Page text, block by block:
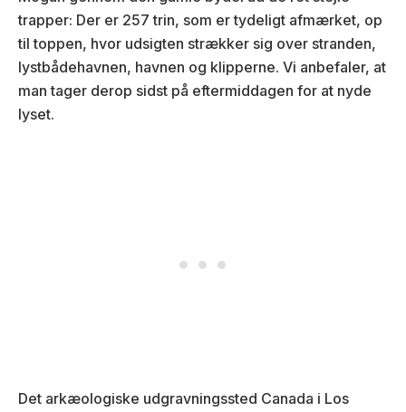
trapper: Der er 257 trin, som er tydeligt afmærket, op
til toppen, hvor udsigten strækker sig over stranden,
lystbådehavnen, havnen og klipperne. Vi anbefaler, at
man tager derop sidst på eftermiddagen for at nyde
lyset.
Det arkæologiske udgravningssted Canada i Los